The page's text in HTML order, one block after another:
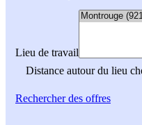
Lieu de travail
Distance autour du lieu
Rechercherdes offres